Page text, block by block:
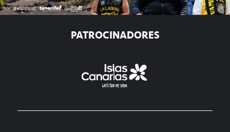
PATROCINADORES